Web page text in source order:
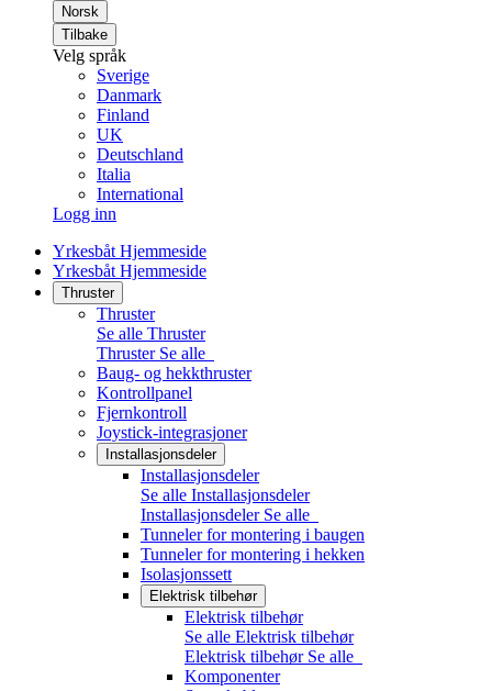
Norsk
Tilbake
Velg språk
Sverige
Danmark
Finland
UK
Deutschland
Italia
International
Logg inn
Yrkesbåt Hjemmeside
Yrkesbåt Hjemmeside
Thruster
Thruster
Se alle Thruster
Thruster Se alle
Baug- og hekkthruster
Kontrollpanel
Fjernkontroll
Joystick-integrasjoner
Installasjonsdeler
Installasjonsdeler
Se alle Installasjonsdeler
Installasjonsdeler Se alle
Tunneler for montering i baugen
Tunneler for montering i hekken
Isolasjonssett
Elektrisk tilbehør
Elektrisk tilbehør
Se alle Elektrisk tilbehør
Elektrisk tilbehør Se alle
Komponenter